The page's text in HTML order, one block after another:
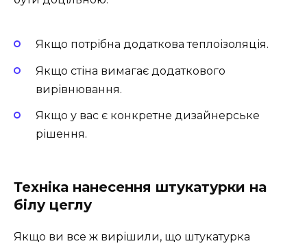
Якщо потрібна додаткова теплоізоляція.
Якщо стіна вимагає додаткового
вирівнювання.
Якщо у вас є конкретне дизайнерське
рішення.
Техніка нанесення штукатурки на
білу цеглу
Якщо ви все ж вирішили, що штукатурка